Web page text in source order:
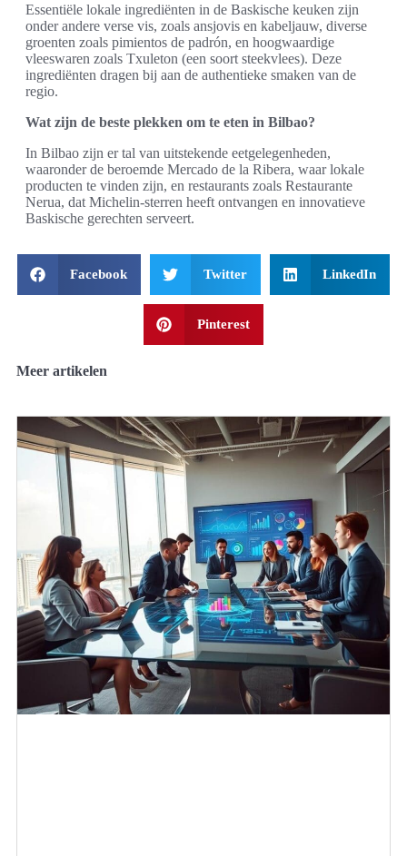
Essentiële lokale ingrediënten in de Baskische keuken zijn
onder andere verse vis, zoals ansjovis en kabeljauw, diverse
groenten zoals pimientos de padrón, en hoogwaardige
vleeswaren zoals Txuleton (een soort steekvlees). Deze
ingrediënten dragen bij aan de authentieke smaken van de
regio.
Wat zijn de beste plekken om te eten in Bilbao?
In Bilbao zijn er tal van uitstekende eetgelegenheden,
waaronder de beroemde Mercado de la Ribera, waar lokale
producten te vinden zijn, en restaurants zoals Restaurante
Nerua, dat Michelin-sterren heeft ontvangen en innovatieve
Baskische gerechten serveert.
Facebook Twitter LinkedIn
Pinterest
Meer artikelen